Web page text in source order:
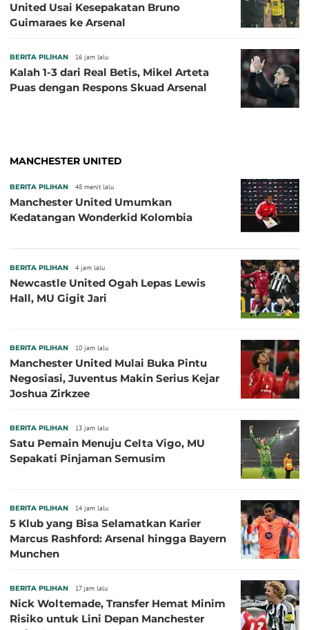
United Usai Kesepakatan Bruno
Guimaraes ke Arsenal
BERITA PILIHAN 16 jam lalu
Kalah 1-3 dari Real Betis, Mikel Arteta
Puas dengan Respons Skuad Arsenal
MANCHESTER UNITED
BERITA PILIHAN 48 menit lalu
Manchester United Umumkan
Kedatangan Wonderkid Kolombia
BERITA PILIHAN 4 jam lalu
Newcastle United Ogah Lepas Lewis
Hall, MU Gigit Jari
BERITA PILIHAN 10 jam lalu
Manchester United Mulai Buka Pintu
Negosiasi, Juventus Makin Serius Kejar
Joshua Zirkzee
BERITA PILIHAN 13 jam lalu
Satu Pemain Menuju Celta Vigo, MU
Sepakati Pinjaman Semusim
BERITA PILIHAN 14 jam lalu
5 Klub yang Bisa Selamatkan Karier
Marcus Rashford: Arsenal hingga Bayern
Munchen
BERITA PILIHAN 17 jam lalu
Nick Woltemade, Transfer Hemat Minim
Risiko untuk Lini Depan Manchester